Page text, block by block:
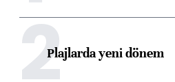
2Plajlarda yeni dönem